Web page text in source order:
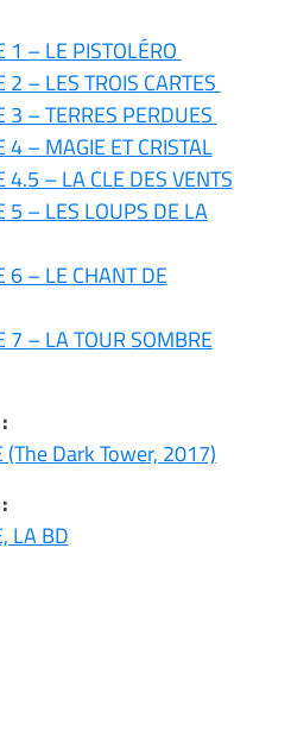
1 – LE PISTOLÉRO
– LES TROIS CARTES
3 – TERRES PERDUES
4 – MAGIE ET CRISTAL
4.5 – LA CLE DES VENTS
5 – LES LOUPS DE LA
6 – LE CHANT DE
7 – LA TOUR SOMBRE
(The Dark Tower, 2017)
LA BD